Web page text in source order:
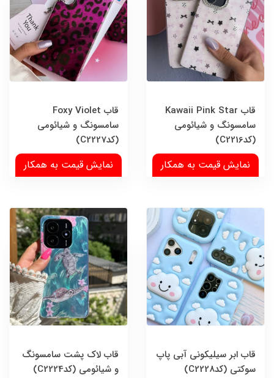
قاب Kawaii Pink Star
سامسونگ و شیائومی
(کدC2216)
نمایش قیمت به همکار
قاب Foxy Violet
سامسونگ و شیائومی
(کدC2227)
نمایش قیمت به همکار
قاب ابر سیلیکونی آبی پاپ
سوکتی (کدC2228)
قاب لاک پشت سامسونگ
و شیائومی (کدC2224)